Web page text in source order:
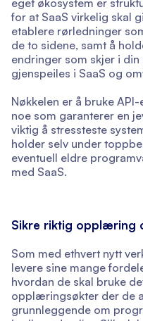
eget økosystem er
for at SaaS virkelig skal
etablere rørledninger
de to sidene, samt å
endringer som skjer i
gjenspeiles i SaaS og
Nøkkelen er å bruke
noe som garanterer en
viktig å stressteste
holder selv under
eventuell eldre
med SaaS.
Sikre riktig opplæring
Som med ethvert nytt
levere sine mange
hvordan de skal bruke
opplæringsøkter der de
grunnleggende om